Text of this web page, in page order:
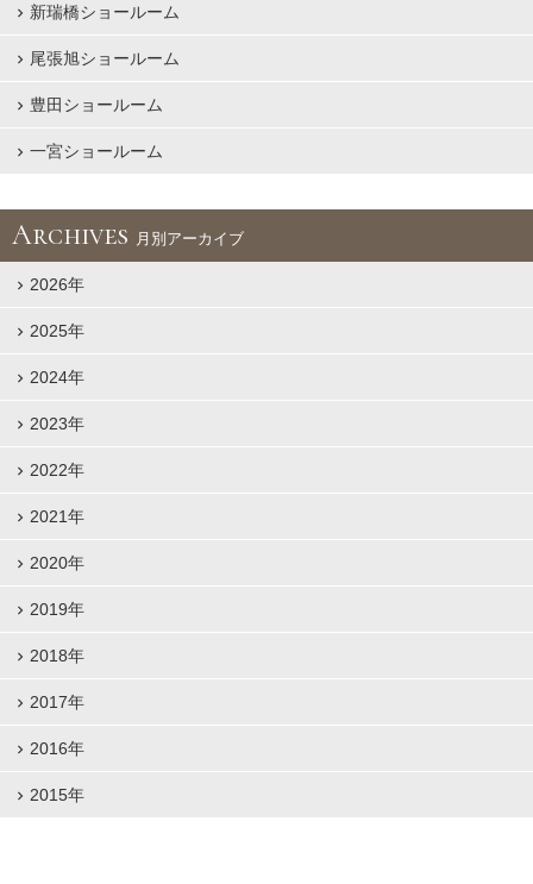
新瑞橋ショールーム
尾張旭ショールーム
豊田ショールーム
一宮ショールーム
Archives 月別アーカイブ
2026年
2025年
2024年
2023年
2022年
2021年
2020年
2019年
2018年
2017年
2016年
2015年